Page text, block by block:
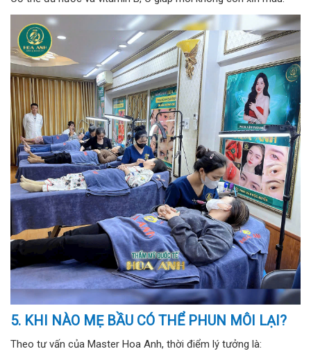
5. KHI NÀO MẸ BẦU CÓ THỂ PHUN MÔI LẠI?
Theo tư vấn của Master Hoa Anh, thời điểm lý tưởng là: